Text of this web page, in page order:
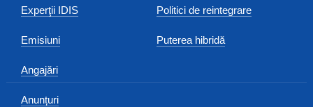
Experţii IDIS
Emisiuni
Angajări
Anunțuri
Politici de reintegrare
Puterea hibridă